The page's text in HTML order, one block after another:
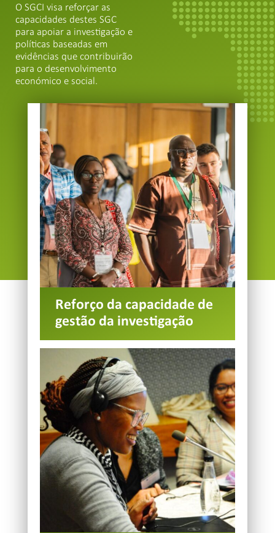
O SGCI visa reforçar as
capacidades destes SGC
para apoiar a investigação e
políticas baseadas em
evidências que contribuirão
para o desenvolvimento
económico e social.
Reforço da capacidade de
gestão da investigação